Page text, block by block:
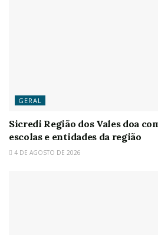
GERAL
Sicredi Região dos Vales doa
escolas e entidades da região
4 DE AGOSTO DE 2026